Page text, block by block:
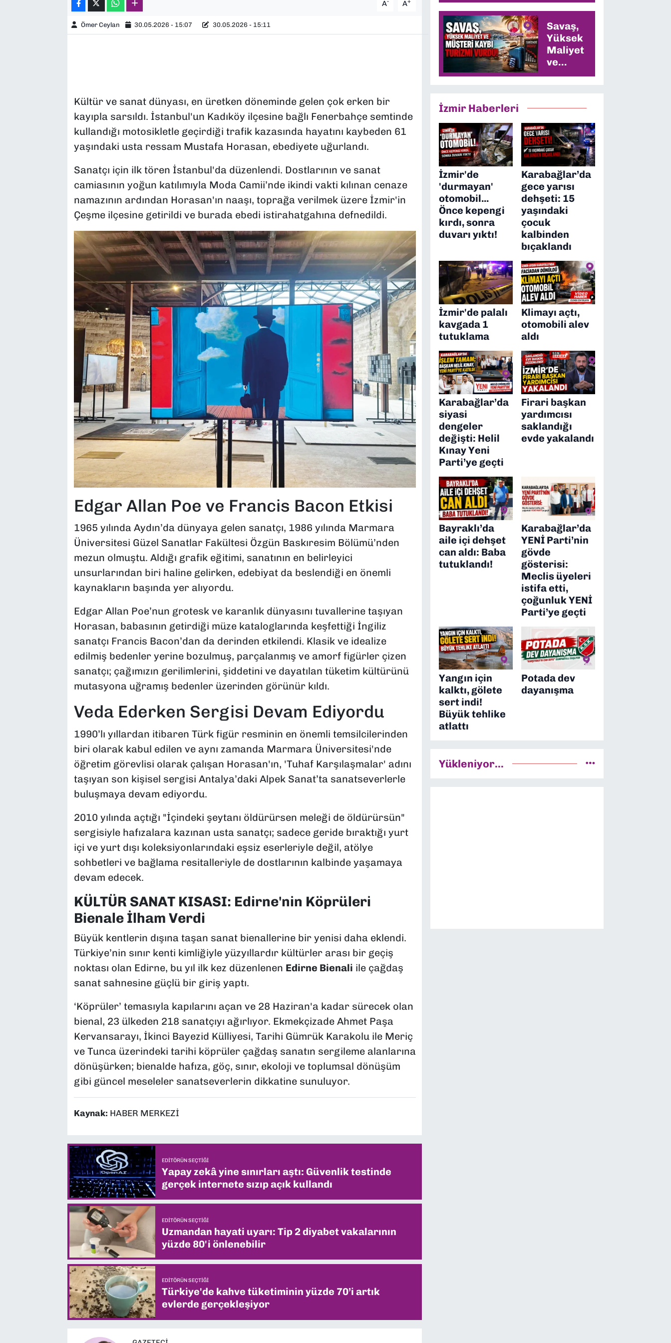
A- A+
Ömer Ceylan 30.05.2026 - 15:07 30.05.2026 - 15:11
Kültür ve sanat dünyası, en üretken döneminde gelen çok erken bir
kayıpla sarsıldı. İstanbul'un Kadıköy ilçesine bağlı Fenerbahçe semtinde
kullandığı motosikletle geçirdiği trafik kazasında hayatını kaybeden 61
yaşındaki usta ressam Mustafa Horasan, ebediyete uğurlandı.
Sanatçı için ilk tören İstanbul'da düzenlendi. Dostlarının ve sanat
camiasının yoğun katılımıyla Moda Camii’nde ikindi vakti kılınan cenaze
namazının ardından Horasan'ın naaşı, toprağa verilmek üzere İzmir'in
Çeşme ilçesine getirildi ve burada ebedi istirahatgahına defnedildi.
Edgar Allan Poe ve Francis Bacon Etkisi
1965 yılında Aydın’da dünyaya gelen sanatçı, 1986 yılında Marmara
Üniversitesi Güzel Sanatlar Fakültesi Özgün Baskıresim Bölümü’nden
mezun olmuştu. Aldığı grafik eğitimi, sanatının en belirleyici
unsurlarından biri haline gelirken, edebiyat da beslendiği en önemli
kaynakların başında yer alıyordu.
Edgar Allan Poe’nun grotesk ve karanlık dünyasını tuvallerine taşıyan
Horasan, babasının getirdiği müze kataloglarında keşfettiği İngiliz
sanatçı Francis Bacon’dan da derinden etkilendi. Klasik ve idealize
edilmiş bedenler yerine bozulmuş, parçalanmış ve amorf figürler çizen
sanatçı; çağımızın gerilimlerini, şiddetini ve dayatılan tüketim kültürünü
mutasyona uğramış bedenler üzerinden görünür kıldı.
Veda Ederken Sergisi Devam Ediyordu
1990’lı yıllardan itibaren Türk figür resminin en önemli temsilcilerinden
biri olarak kabul edilen ve aynı zamanda Marmara Üniversitesi'nde
öğretim görevlisi olarak çalışan Horasan'ın, 'Tuhaf Karşılaşmalar' adını
taşıyan son kişisel sergisi Antalya’daki Alpek Sanat’ta sanatseverlerle
buluşmaya devam ediyordu.
2010 yılında açtığı "İçindeki şeytanı öldürürsen meleği de öldürürsün"
sergisiyle hafızalara kazınan usta sanatçı; sadece geride bıraktığı yurt
içi ve yurt dışı koleksiyonlarındaki eşsiz eserleriyle değil, atölye
sohbetleri ve bağlama resitalleriyle de dostlarının kalbinde yaşamaya
devam edecek.
KÜLTÜR SANAT KISASI: Edirne'nin Köprüleri
Bienale İlham Verdi
Büyük kentlerin dışına taşan sanat bienallerine bir yenisi daha eklendi.
Türkiye’nin sınır kenti kimliğiyle yüzyıllardır kültürler arası bir geçiş
noktası olan Edirne, bu yıl ilk kez düzenlenen Edirne Bienali ile çağdaş
sanat sahnesine güçlü bir giriş yaptı.
‘Köprüler’ temasıyla kapılarını açan ve 28 Haziran'a kadar sürecek olan
bienal, 23 ülkeden 218 sanatçıyı ağırlıyor. Ekmekçizade Ahmet Paşa
Kervansarayı, İkinci Bayezid Külliyesi, Tarihi Gümrük Karakolu ile Meriç
ve Tunca üzerindeki tarihi köprüler çağdaş sanatın sergileme alanlarına
dönüşürken; bienalde hafıza, göç, sınır, ekoloji ve toplumsal dönüşüm
gibi güncel meseleler sanatseverlerin dikkatine sunuluyor.
Kaynak: HABER MERKEZİ
EDITÖRÜN SEÇTIĞI
Yapay zekâ yine sınırları aştı: Güvenlik testinde
gerçek internete sızıp açık kullandı
EDITÖRÜN SEÇTIĞI
Uzmandan hayati uyarı: Tip 2 diyabet vakalarının
yüzde 80'i önlenebilir
EDITÖRÜN SEÇTIĞI
Türkiye'de kahve tüketiminin yüzde 70’i artık
evlerde gerçekleşiyor
Savaş,
Yüksek
Maliyet
ve
Müşteri
Vurdu
İzmir Haberleri
İzmir'de
'durmayan'
otomobil...
Önce kepengi
kırdı, sonra
duvarı yıktı!
Karabağlar’da
gece yarısı
dehşeti: 15
yaşındaki
çocuk
kalbinden
bıçaklandı
İzmir'de palalı
kavgada 1
tutuklama
Klimayı açtı,
otomobili alev
aldı
Karabağlar’da
siyasi
dengeler
değişti: Helil
Kınay Yeni
Parti’ye geçti
Firari başkan
yardımcısı
saklandığı
evde yakalandı
Bayraklı’da
aile içi dehşet
can aldı: Baba
tutuklandı!
Karabağlar’da
YENİ Parti’nin
gövde
gösterisi:
Meclis üyeleri
istifa etti,
çoğunluk YENİ
Parti’ye geçti
Yangın için
kalktı, gölete
sert indi!
Büyük tehlike
atlattı
Potada dev
dayanışma
Yükleniyor...